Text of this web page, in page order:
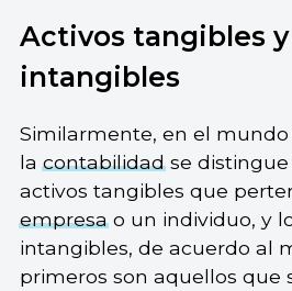
Activos tangibles
intangibles
Similarmente, en el
lacontabilidadse distingue
activos tangibles que
empresao un individuo, y
intangibles, de acuerdo al
primeros son aquellos que